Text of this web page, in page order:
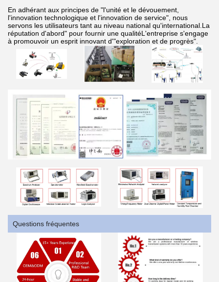
En adhérant aux principes de "l'unité et le dévouement,
l'innovation technologique et l'innovation de service", nous
servons les utilisateurs tant au niveau national qu'international.La
réputation d'abord" pour fournir une qualitéL'entreprise s'engage
à promouvoir un esprit innovant d'"exploration et de progrès".
Questions fréquentes